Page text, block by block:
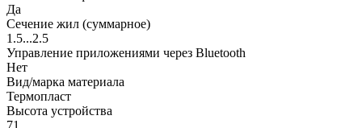
Да
Сечение жил (суммарное)
1.5...2.5
Управление приложениями через Bluetooth
Нет
Вид/марка материала
Термопласт
Высота устройства
71